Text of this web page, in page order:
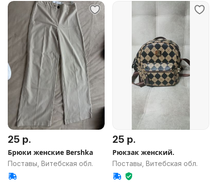
25 р.
Брюки женские Bershka
Поставы, Витебская обл.
25 р.
Рюкзак женский.
Поставы, Витебская обл.